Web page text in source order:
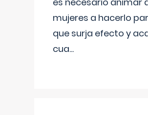
mujeres a hacerlo
que surja efecto y
cua...